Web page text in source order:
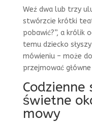
Weź dwa lub trzy
stwórzcie krótki
pobawić?”, a królik
temu dziecko
mówieniu – może
przejmować
Codzienne
świetne
mowy